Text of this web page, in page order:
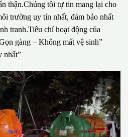
thận.Chúng tôi tự tin mang lại cho
trường uy tín nhất, đảm bảo nhất
tranh.Tiêu chí hoạt động của
gàng – Không mất vệ sinh”
nhất”